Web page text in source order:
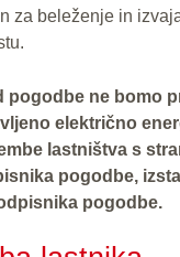
za beleženje in
pogodbe ne bomo
električno
lastništva s
pogodbe,
pogodbe.